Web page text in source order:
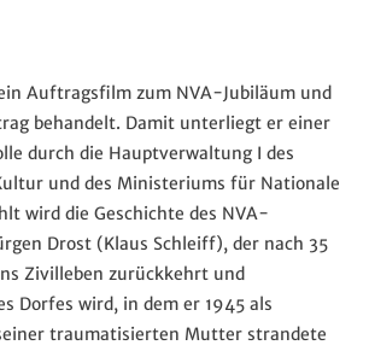
Auftragsfilm zum NVA-Jubiläum und
behandelt. Damit unterliegt er einer
durch die Hauptverwaltung I des
und des Ministeriums für Nationale
wird die Geschichte des NVA-
Drost (Klaus Schleiff), der nach 35
Zivilleben zurückkehrt und
Dorfes wird, in dem er 1945 als
traumatisierten Mutter strandete